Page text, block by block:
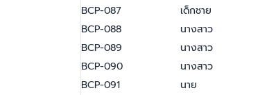
BCP-087
เด็กชาย
BCP-088
นางสาว
BCP-089
นางสาว
BCP-090
นางสาว
BCP-091
นาย